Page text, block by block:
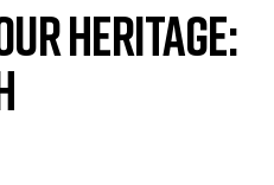
heritage: